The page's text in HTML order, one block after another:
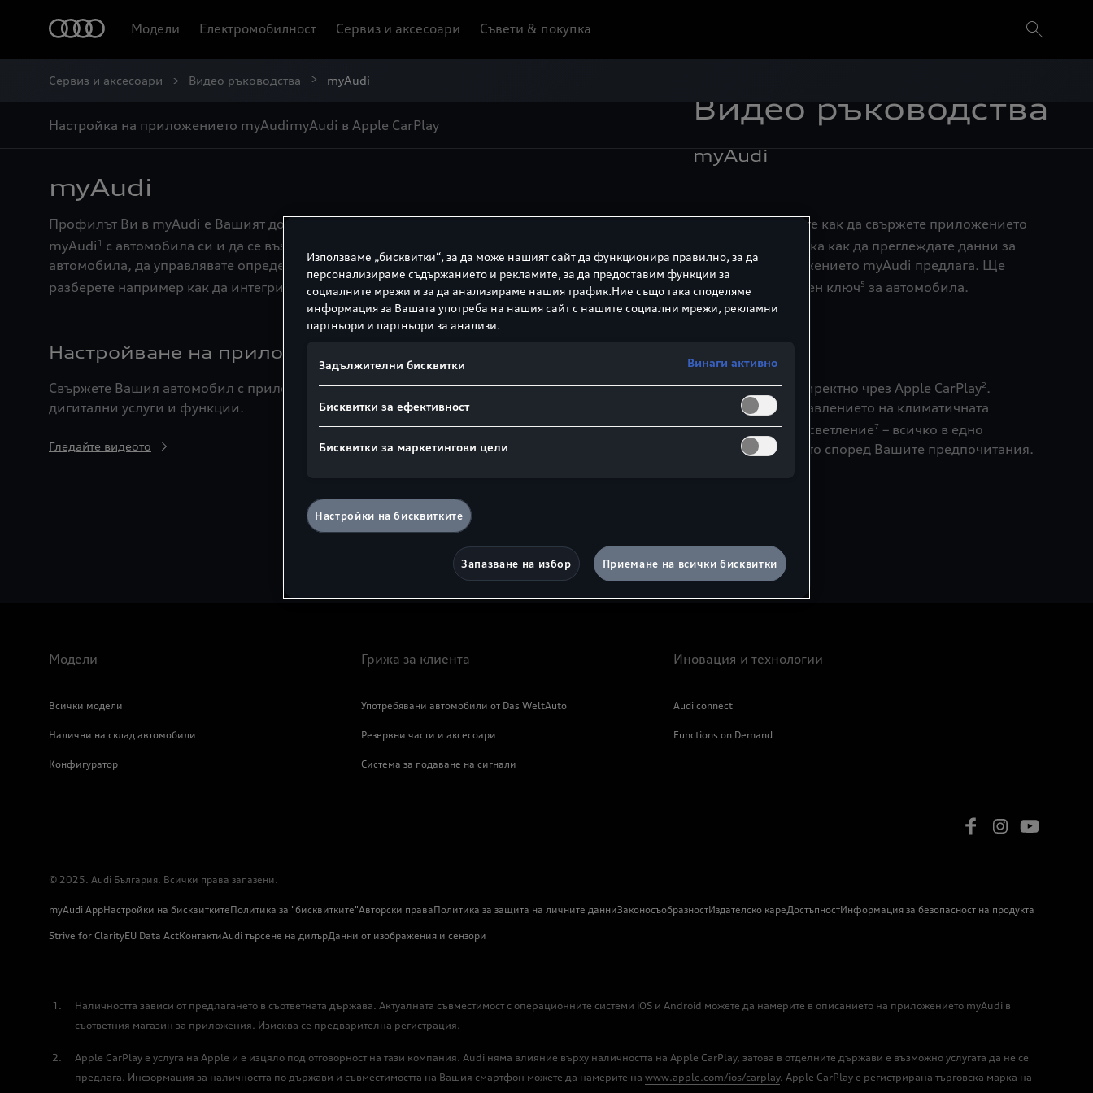
Модели Електромобилност Сервиз и аксесоари Съвети & покупка
Видео ръководства
myAudi
Сервиз и аксесоари Видео ръководства myAudi
Настройка на приложението myAudimyAudi в Apple CarPlay
myAudi
Профилът Ви в myAudi е Вашият достъп до дигиталните услуги на Audi. В създадените видео инструкции ще научите как да свържете приложението
myAudi 1
с автомобила си и да се възползвате максимално от неговите възможности. Ще Ви покажем стъпка по стъпка как да преглеждате данни за
автомобила, да управлявате определени функции от разстояние и да използвате всички предимства, които приложението myAudi предлага. Ще
разберете например как да интегрирате myAudi в Apple CarPlay
или как да настроите смартфона си като дигитален ключ5 за автомобила.
Настройване на приложението myAudi
Свържете Вашия автомобил с приложението myAudi1, за да използвате
дигитални услуги и функции.
Гледайте видеото
Използвайте приложението myAudi директно чрез Apple CarPlay2 .
Получете достъп до радиостанции, управлението на климатичната
система, Apple Music6или амбиентно осветление7 – всичко в едно
приложение. Персонализирайте менюто според Вашите предпочитания.
Модели
Всички модели
Налични на склад автомобили
Конфигуратор
Грижа за клиента
Употребявани автомобили от Das WeltAuto
Резервни части и аксесоари
Система за подаване на сигнали
Иновация и технологии
Audi connect
Functions on Demand
© 2025. Audi България. Всички права запазени.
myAudi AppНастройки на бисквиткитеПолитика за "бисквитките"Авторски праваПолитика за защита на личните данниЗаконосъобразностИздателско кареДостъпностИнформация за безопасност на продукта
Strive for ClarityEU Data ActКонтактиAudi търсене на дилърДанни от изображения и сензори
Наличността зависи от предлагането в съответната държава. Актуалната съвместимост с операционните системи iOS и Android можете да намерите в описанието на приложението myAudi в
съответния магазин за приложения. Изисква се предварителна регистрация.
Apple CarPlay е услуга на Apple и е изцяло под отговорност на тази компания. Audi няма влияние върху наличността на Apple CarPlay, затова в отделните държави е възможно услугата да не се
предлага. Информация за наличността по държави и съвместимостта на Вашия смартфон можете да намерите на www.apple.com/ios/carplay. Apple CarPlay е регистрирана търговска марка на
Използваме „бисквитки“, за да може нашият сайт да функционира правилно, за да
персонализираме съдържанието и рекламите, за да предоставим функции за
социалните мрежи и за да анализираме нашия трафик.Ние също така споделяме
информация за Вашата употреба на нашия сайт с нашите социални мрежи, рекламни
партньори и партньори за анализи.
Задължителни бисквитки Винаги активно
Бисквитки за ефективност
Бисквитки за маркетингови цели
Настройки на бисквитките
Запазване на избор Приемане на всички бисквитки